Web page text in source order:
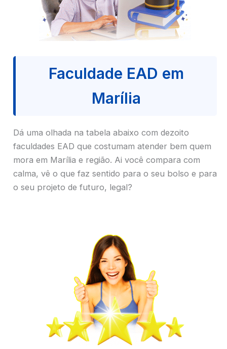
Faculdade EAD em
Marília
Dá uma olhada na tabela abaixo com dezoito
faculdades EAD que costumam atender bem quem
mora em Marília e região. Ai você compara com
calma, vê o que faz sentido para o seu bolso e para
o seu projeto de futuro, legal?